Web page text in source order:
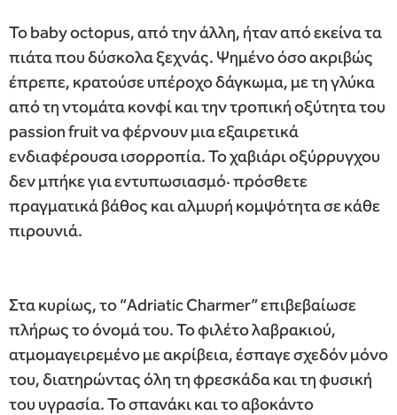
Το baby octopus, από την άλλη, ήταν από εκείνα τα
πιάτα που δύσκολα ξεχνάς. Ψημένο όσο ακριβώς
έπρεπε, κρατούσε υπέροχο δάγκωμα, με τη γλύκα
από τη ντομάτα κονφί και την τροπική οξύτητα του
passion fruit να φέρνουν μια εξαιρετικά
ενδιαφέρουσα ισορροπία. Το χαβιάρι οξύρρυγχου
δεν μπήκε για εντυπωσιασμό· πρόσθετε
πραγματικά βάθος και αλμυρή κομψότητα σε κάθε
πιρουνιά.
Στα κυρίως, το “Adriatic Charmer” επιβεβαίωσε
πλήρως το όνομά του. Το φιλέτο λαβρακιού,
ατμομαγειρεμένο με ακρίβεια, έσπαγε σχεδόν μόνο
του, διατηρώντας όλη τη φρεσκάδα και τη φυσική
του υγρασία. Το σπανάκι και το αβοκάντο